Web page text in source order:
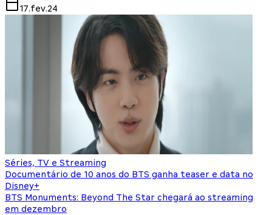
17.fev.24
Séries, TV e Streaming
Documentário de 10 anos do BTS ganha teaser e data no
Disney+
BTS Monuments: Beyond The Star chegará ao streaming
em dezembro